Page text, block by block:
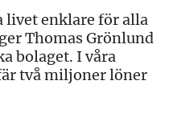
livet enklare för alla
Thomas Grönlund
bolaget. I våra
två miljoner löner